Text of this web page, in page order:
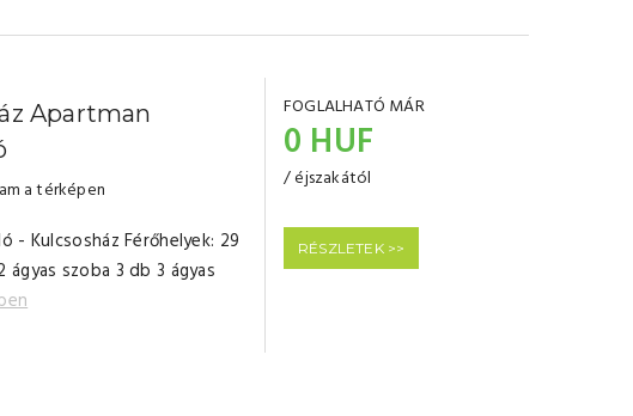
Apartman
a térképen
- Kulcsosház Férőhelyek: 29
szoba 3 db 3 ágyas
FOGLALHATÓ MÁR
0 HUF
/ éjszakától
RÉSZLETEK >>